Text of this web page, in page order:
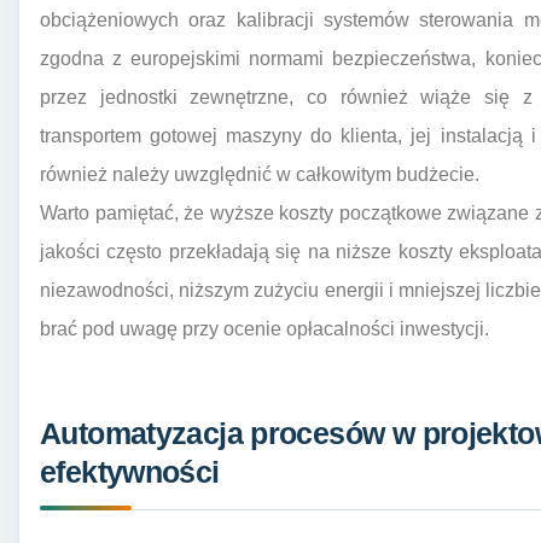
obciążeniowych oraz kalibracji systemów sterowania
zgodna z europejskimi normami bezpieczeństwa,
przez jednostki zewnętrzne, co również wiąże się z
transportem gotowej maszyny do klienta, jej instalacją
również należy uwzględnić w całkowitym budżecie.
Warto pamiętać, że wyższe koszty początkowe
jakości często przekładają się na niższe koszty
niezawodności, niższym zużyciu energii i mniejszej
brać pod uwagę przy ocenie opłacalności inwestycji.
Automatyzacja procesów w
efektywności